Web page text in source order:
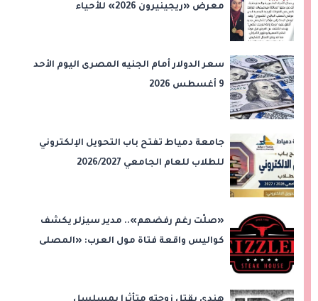
معرض «ريجينيرون 2026» للأحياء
سعر الدولار أمام الجنيه المصرى اليوم الأحد
9 أغسطس 2026
جامعة دمياط تفتح باب التحويل الإلكتروني
للطلاب للعام الجامعي 2026/2027
«صلّت رغم رفضهم».. مدير سيزلر يكشف
كواليس واقعة فتاة مول العرب: «المصلى